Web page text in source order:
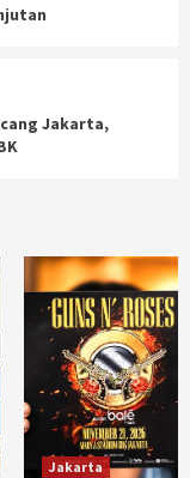
Jakarta,
Mengajak
Proklamator
Siap War
Jakarta